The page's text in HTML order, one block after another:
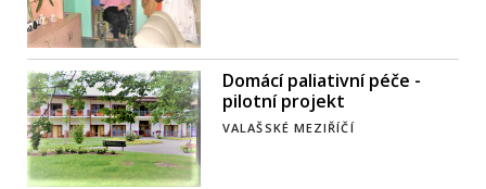
Domácí paliativní péče -
pilotní projekt
VALAŠSKÉ MEZIŘÍČÍ